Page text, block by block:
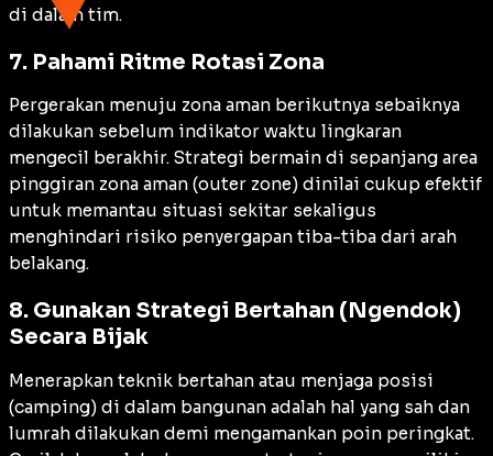
di dalam tim.
7. Pahami Ritme Rotasi Zona
Pergerakan menuju zona aman berikutnya sebaiknya
dilakukan sebelum indikator waktu lingkaran
mengecil berakhir. Strategi bermain di sepanjang area
pinggiran zona aman (outer zone) dinilai cukup efektif
untuk memantau situasi sekitar sekaligus
menghindari risiko penyergapan tiba-tiba dari arah
belakang.
8. Gunakan Strategi Bertahan (Ngendok)
Secara Bijak
Menerapkan teknik bertahan atau menjaga posisi
(camping) di dalam bangunan adalah hal yang sah dan
lumrah dilakukan demi mengamankan poin peringkat.